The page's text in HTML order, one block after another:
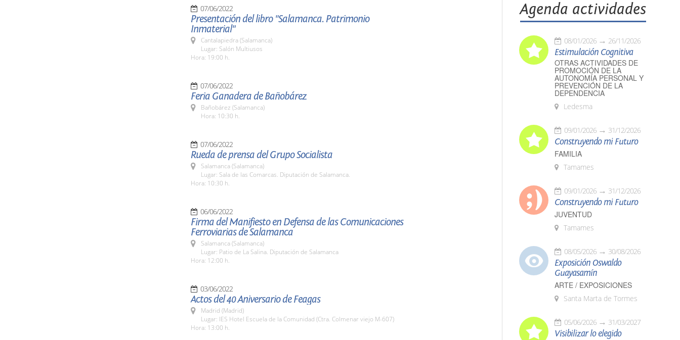
07/06/2022
Presentación del libro "Salamanca. Patrimonio
Inmaterial"
Cantalapiedra (Salamanca)
Lugar: Salón Multiusos
Hora: 19:00 h.
07/06/2022
Feria Ganadera de Bañobárez
Bañobárez (Salamanca)
Hora: 10:30 h.
07/06/2022
Rueda de prensa del Grupo Socialista
Salamanca (Salamanca)
Lugar: Sala de las Comarcas. Diputación de Salamanca.
Hora: 10:30 h.
06/06/2022
Firma del Manifiesto en Defensa de las Comunicaciones
Ferroviarias de Salamanca
Salamanca (Salamanca)
Lugar: Patio de La Salina. Diputación de Salamanca
Hora: 12:00 h.
03/06/2022
Actos del 40 Aniversario de Feagas
Madrid (Madrid)
Lugar: IES Hotel Escuela de la Comunidad (Ctra. Colmenar viejo M-607)
Hora: 13:00 h.
Agenda actividades
08/01/2026 26/11/2026
Estimulación Cognitiva
OTRAS ACTIVIDADES DE
PROMOCIÓN DE LA
AUTONOMÍA PERSONAL Y
PREVENCIÓN DE LA
DEPENDENCIA
Ledesma
09/01/2026 31/12/2026
Construyendo mi Futuro
FAMILIA
Tamames
09/01/2026 31/12/2026
Construyendo mi Futuro
JUVENTUD
Tamames
08/05/2026 30/08/2026
Exposición Oswaldo
Guayasamín
ARTE / EXPOSICIONES
Santa Marta de Tormes
05/06/2026 31/03/2027
Visibilizar lo elegido